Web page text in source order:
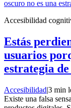
Accesibilidad
Estás
usuarios
estrategia
Accesibilidad|3 min
Existe una falsa